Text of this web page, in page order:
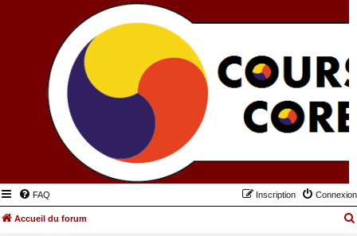
FAQ Connexion
Inscription
Accueil du forum